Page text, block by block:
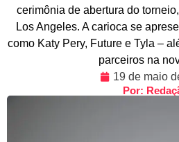
cerimônia de abertura do
Los Angeles. A carioca se
como Katy Pery, Future e Tyla –
parceiros na
19 de maio
Por: